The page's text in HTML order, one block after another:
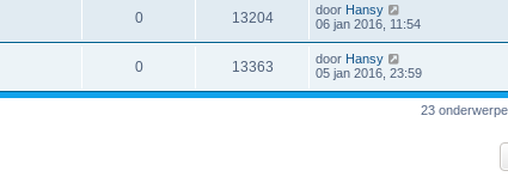
0 13204 door Hansy
06 jan 2016, 11:54
0 13363 door Hansy
05 jan 2016, 23:59
23